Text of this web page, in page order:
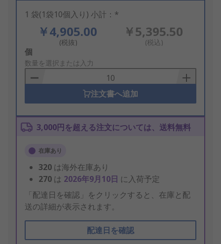
1 袋(1袋10個入り) 小計：*
￥4,905.00
(税抜)
￥5,395.50
(税込)
Add
to
Basket
個
数量を選択または入力
注文書へ追加
3,000円を超える注文については、送料無料
在庫あり
320 は海外在庫あり
270 は 2026年9月10日 に入荷予定
「配達日を確認」をクリックすると、在庫と配
送の詳細が表示されます。
配達日を確認